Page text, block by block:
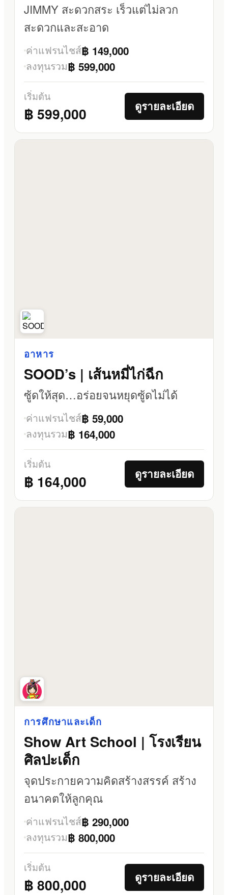
JIMMY สะดวกสระ เร็วแต่ไม่ลวก
สะดวกและสะอาด
ค่าแฟรนไชส์฿ 149,000
ลงทุนรวม฿ 599,000
เริ่มต้น
฿ 599,000 ดูรายละเอียด
อาหาร
SOOD’s | เส้นหมี่ไก่ฉีก
ซู้ดให้สุด…อร่อยจนหยุดซู้ดไม่ได้
ค่าแฟรนไชส์฿ 59,000
ลงทุนรวม฿ 164,000
เริ่มต้น
฿ 164,000 ดูรายละเอียด
การศึกษาและเด็ก
Show Art School | โรงเรียน
ศิลปะเด็ก
จุดประกายความคิดสร้างสรรค์ สร้าง
อนาคตให้ลูกคุณ
ค่าแฟรนไชส์฿ 290,000
ลงทุนรวม฿ 800,000
เริ่มต้น
฿ 800,000 ดูรายละเอียด